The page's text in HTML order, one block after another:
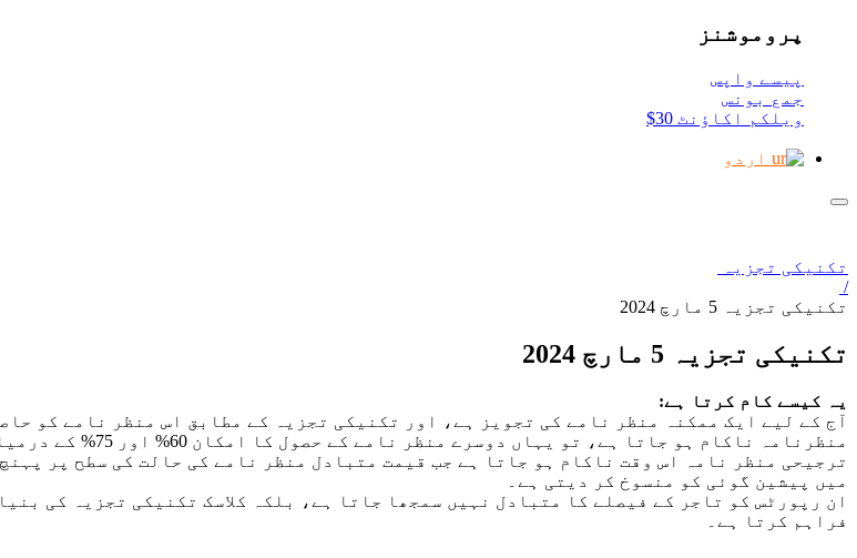
پروموشنز
پیسے واپس
جمع بونس
ویلکم اکاؤنٹ 30$
اردو
تکنیکی تجزیہ
/
تکنیکی تجزیہ 5 مارچ 2024
تکنیکی تجزیہ 5 مارچ 2024
یہ کیسے کام کرتا ہے:
منظرنامہ ناکام ہو جاتا ہے، تو یہاں دوسرے منظر نامے کے حصول کا امکان 60% اور 75% کے درمیان ہو جاتا ہے۔
ترجیحی منظر نامہ اس وقت ناکام ہو جاتا ہے جب قیمت متبادل منظر نامے کی حالت کی سطح پر
میں پیشین گوئی کو منسوخ کر دیتی ہے۔
ان رپورٹس کو تاجر کے فیصلے کا متبادل نہیں سمجھا جاتا ہے، بلکہ کلاسک تکنیکی تجزیہ کی
فراہم کرتا ہے۔